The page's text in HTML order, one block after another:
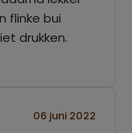
flinke bui
drukken.
06 juni 2022